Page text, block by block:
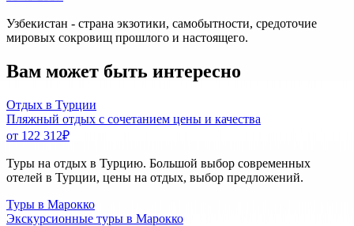
Узбекистан - страна экзотики, самобытности, средоточие
мировых сокровищ прошлого и настоящего.
Вам может быть интересно
Отдых в Турции
Пляжный отдых с сочетанием цены и качества
от 122 312₽
Туры на отдых в Турцию. Большой выбор современных
отелей в Турции, цены на отдых, выбор предложений.
Туры в Марокко
Экскурсионные туры в Марокко